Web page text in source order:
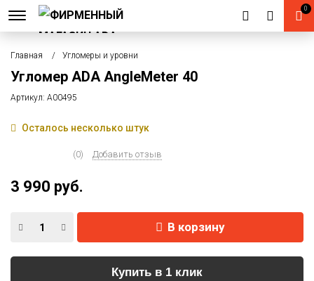
0
Главная Угломеры и уровни
Угломер ADA AngleMeter 40
Артикул: А00495
Осталось несколько штук
(0) Добавить отзыв
3 990 руб.
В корзину
Купить в 1 клик